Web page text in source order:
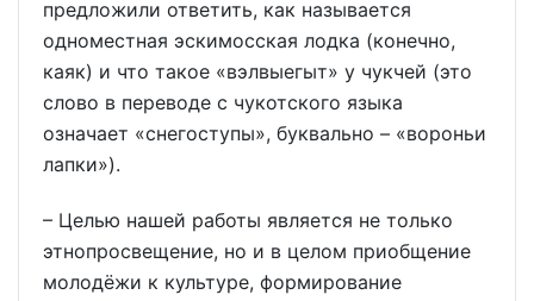
предложили ответить, как называется
одноместная эскимосская лодка (конечно,
каяк) и что такое «вэлвыегыт» у чукчей (это
слово в переводе с чукотского языка
означает «снегоступы», буквально – «вороньи
лапки»).
– Целью нашей работы является не только
этнопросвещение, но и в целом приобщение
молодёжи к культуре, формирование